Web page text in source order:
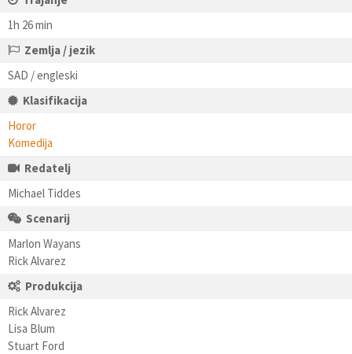
1h 26 min
Zemlja / jezik
SAD / engleski
Klasifikacija
Horor
Komedija
Redatelj
Michael Tiddes
Scenarij
Marlon Wayans
Rick Alvarez
Produkcija
Rick Alvarez
Lisa Blum
Stuart Ford